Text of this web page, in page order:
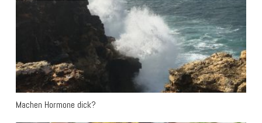
Machen Hormone dick?
Machen Hormone dick?